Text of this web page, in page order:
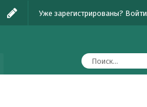
Уже зарегистрированы? Войти